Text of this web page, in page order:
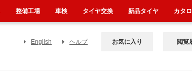
English ヘルプ お気に入り 閲覧
整備工場 車検 タイヤ交換 新品タイヤ カタ